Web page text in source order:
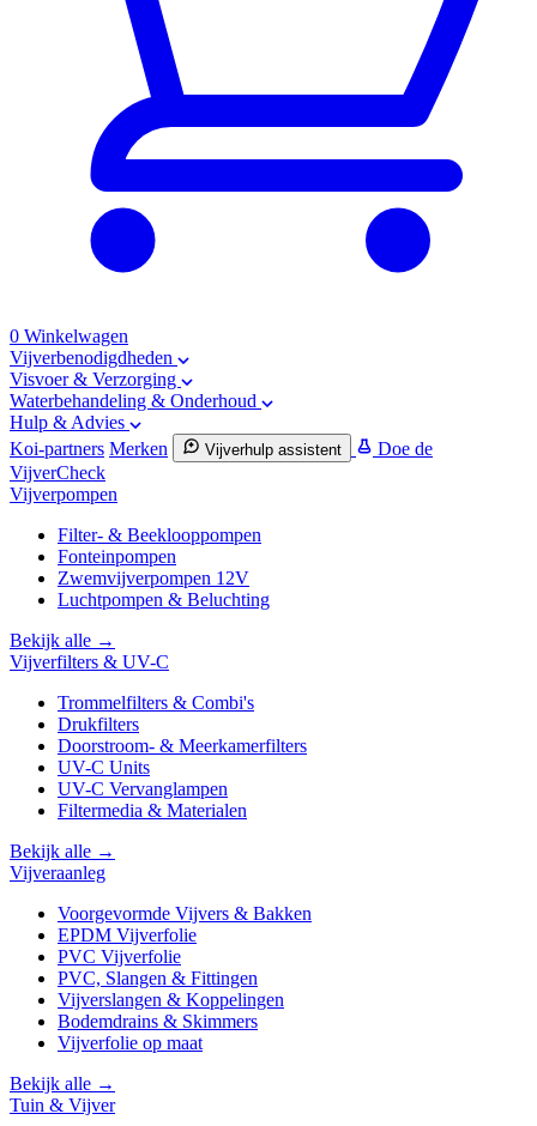
0 Winkelwagen
Vijverbenodigdheden
Visvoer & Verzorging
Waterbehandeling & Onderhoud
Hulp & Advies
Koi-partners Merken Vijverhulp assistent
Doe de
VijverCheck
Vijverpompen
Filter- & Beeklooppompen
Fonteinpompen
Zwemvijverpompen 12V
Luchtpompen & Beluchting
Bekijk alle →
Vijverfilters & UV-C
Trommelfilters & Combi's
Drukfilters
Doorstroom- & Meerkamerfilters
UV-C Units
UV-C Vervanglampen
Filtermedia & Materialen
Bekijk alle →
Vijveraanleg
Voorgevormde Vijvers & Bakken
EPDM Vijverfolie
PVC Vijverfolie
PVC, Slangen & Fittingen
Vijverslangen & Koppelingen
Bodemdrains & Skimmers
Vijverfolie op maat
Bekijk alle →
Tuin & Vijver